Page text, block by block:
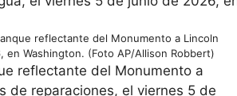
reflectante del Monumento a Lincoln
Washington. (Foto AP/Allison Robbert)